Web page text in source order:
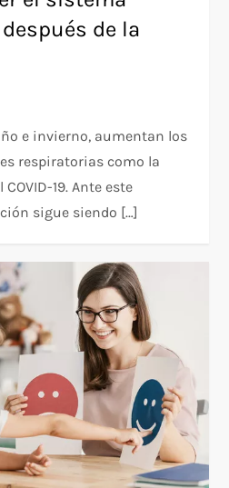
de la
e invierno, aumentan los
respiratorias como la
19. Ante este
sigue siendo […]